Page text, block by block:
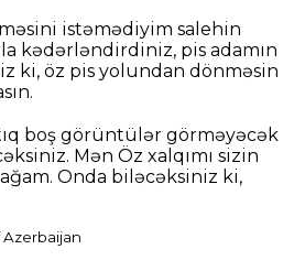
istəmədiyim salehin
kədərləndirdiniz, pis adamın
ki, öz pis yolundan dönməsin
boş görüntülər görməyəcək
Mən Öz xalqımı sizin
Onda biləcəksiniz ki,